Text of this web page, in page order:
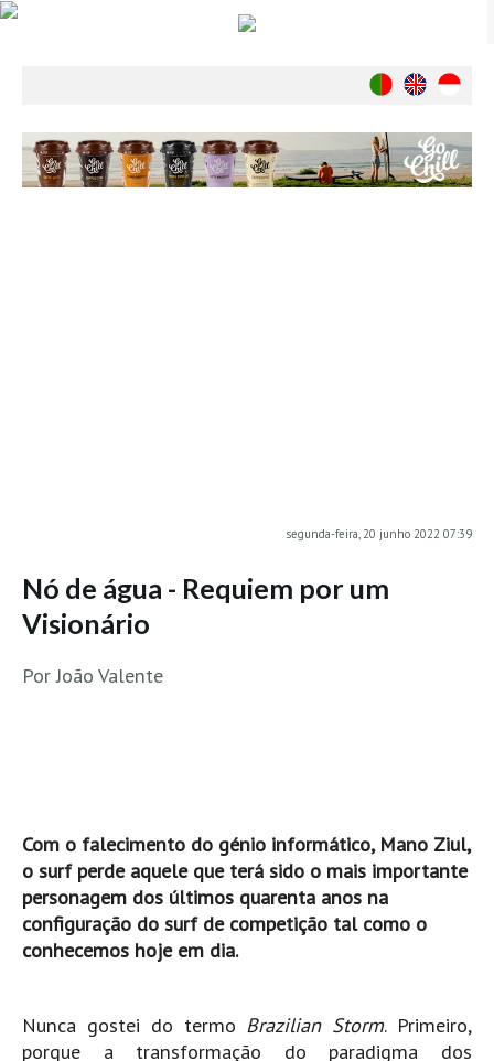
Internacionais
Ambiente
Vila Praia de Âncora HD
Viana do Castelo HD
Azurara HD
Praia de Árvore - Areal HD
Mindelo
Mindelo meia laranja HD
Cabo do Mundo HD
segunda-feira, 20 junho 2022 07:39
Nó de água - Requiem por um
Visionário
Por João Valente
Com o falecimento do génio informático, Mano Ziul,
o surf perde aquele que terá sido o mais importante
personagem dos últimos quarenta anos na
configuração do surf de competição tal como o
conhecemos hoje em dia.
Nunca gostei do termo Brazilian Storm. Primeiro,
porque a transformação do paradigma dos